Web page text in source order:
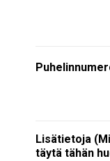
Lisätietoja
täytä tähän